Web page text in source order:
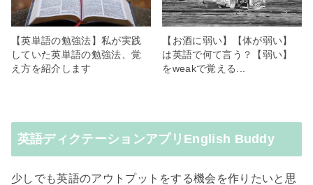
【英単語の勉強法】私が実践
していた英単語の勉強法、覚
え方を紹介します
【お酒に弱い】【体が弱い】
は英語で何て言う？【弱い】
をweakで覚える...
英語ディクテーションアプリEnglish Buddy
少しでも英語のアウトプットをする機会を作りたいと思